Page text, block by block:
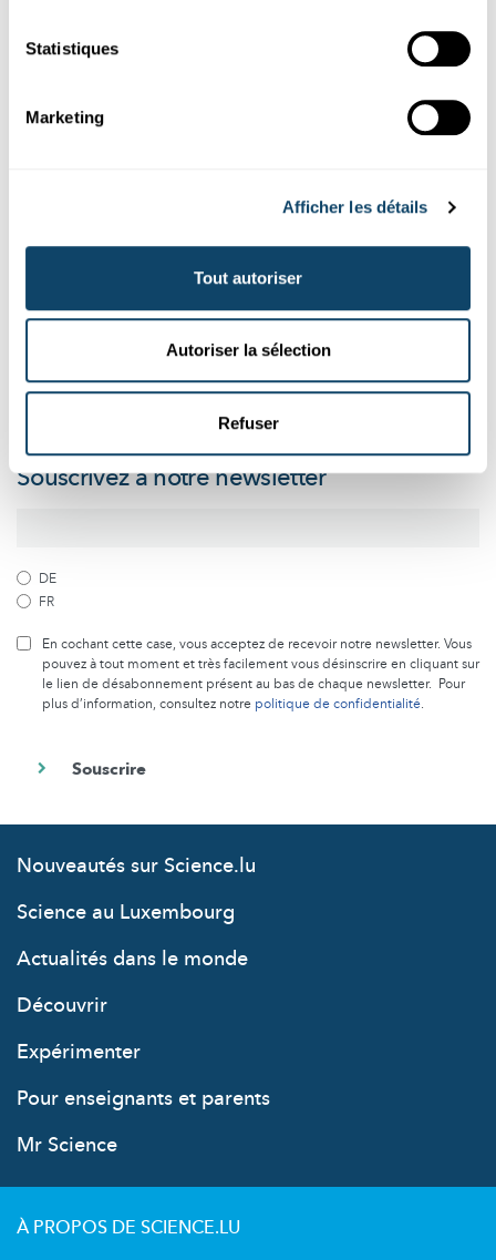
Statistiques
Marketing
Afficher les détails
Tout autoriser
Autoriser la sélection
Refuser
Suivez le monde de la science et de
la recherche au Luxembourg
chaque mois le meilleur des articles de Science.lu
Souscrivez à notre newsletter
DE
FR
En cochant cette case, vous acceptez de recevoir notre newsletter. Vous
pouvez à tout moment et très facilement vous désinscrire en cliquant sur
le lien de désabonnement présent au bas de chaque newsletter. Pour
plus d’information, consultez notre politique de confidentialité.
Nouveautés sur Science.lu
Science au Luxembourg
Actualités dans le monde
Découvrir
Expérimenter
Pour enseignants et parents
Mr Science
À PROPOS DE SCIENCE.LU